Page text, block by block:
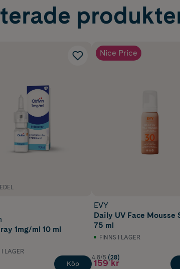
1mg/ml 10 ml
I LAGER
Köp
Nice Price
EVY
Daily UV Face Mousse
75 ml
FINNS I LAGER
4.8/5 (28)
159 kr